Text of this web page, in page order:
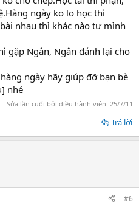
ngày ko lo học thì
nhau thì khác nào tự mình
gặp Ngân, Ngân đánh lại cho
ngày hãy giúp đỡ bạn bè
nhé
Sửa lần cuối bởi điều hành viên: 25/7/11
Trả lời
#6